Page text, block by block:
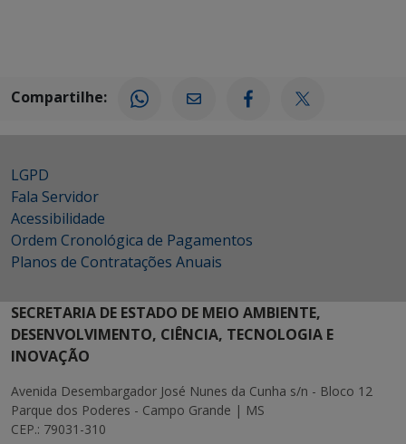
Compartilhe:
LGPD
Fala Servidor
Acessibilidade
Ordem Cronológica de Pagamentos
Planos de Contratações Anuais
SECRETARIA DE ESTADO DE MEIO AMBIENTE,
DESENVOLVIMENTO, CIÊNCIA, TECNOLOGIA E
INOVAÇÃO
Avenida Desembargador José Nunes da Cunha s/n - Bloco 12
Parque dos Poderes - Campo Grande | MS
CEP.: 79031-310